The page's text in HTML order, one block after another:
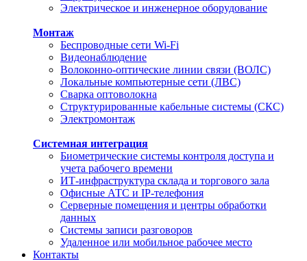
Электрическое и инженерное оборудование
Монтаж
Беспроводные сети Wi-Fi
Видеонаблюдение
Волоконно-оптические линии связи (ВОЛС)
Локальные компьютерные сети (ЛВС)
Сварка оптоволокна
Структурированные кабельные системы (СКС)
Электромонтаж
Системная интеграция
Биометрические системы контроля доступа и
учета рабочего времени
ИТ-инфраструктура склада и торгового зала
Офисные АТС и IP-телефония
Серверные помещения и центры обработки
данных
Системы записи разговоров
Удаленное или мобильное рабочее место
Контакты